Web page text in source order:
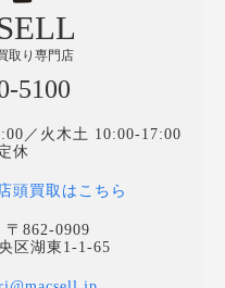
取り専門店
5100
／火木土 10:00-17:00
休
頭買取はこちら
〒862-0909
区湖東1-1-65